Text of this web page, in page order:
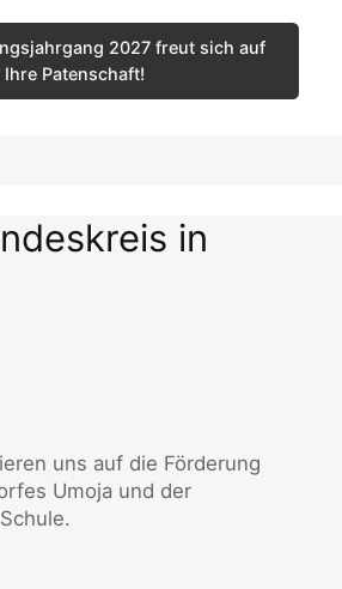
2027 freut sich auf
Ihre Patenschaft!
in
uns auf die Förderung
Umoja und der